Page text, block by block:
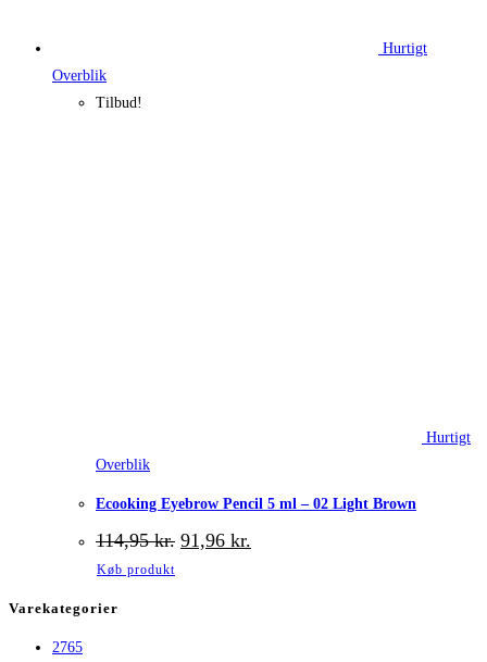
Hurtigt
Overblik
Tilbud!
Hurtigt
Overblik
Ecooking Eyebrow Pencil 5 ml – 02 Light Brown
114,95kr. Den
oprindelige
91,96 kr.
aktuelle
Køb produkt
Varekategorier
2765